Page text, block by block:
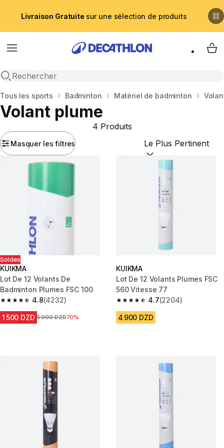
Livraison Gratuite sur une sélection de produits
Menu
Recherche ouverte
My
Accueil
Tous les sports Badminton Matériel de badminton
Volant plume
Masquer les filtres
4 Produits
Trier par :(optional)
Soldes
KUIKMA
Lot De 12 Volants De
Badminton Plumes FSC 100
4.8
4.8 out of 5 stars from 4232 reviews
(4232)
1 500 DZD Prix avant la réduction
5 000 DZD70%
KUIKMA
Lot De 12 Volants Plumes FSC
560 Vitesse 77
4.7
4.7 out of 5 stars from 2204
(2204)
4 900 DZD